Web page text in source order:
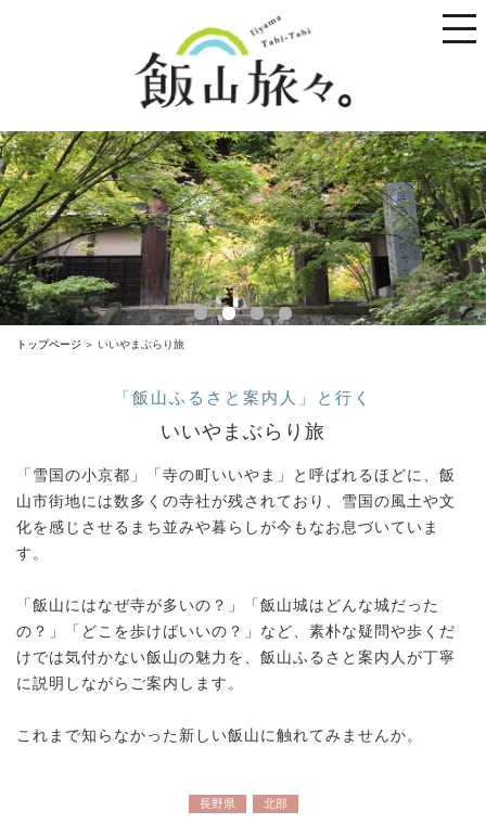
toggle
トップページ いいやまぶらり旅
「飯山ふるさと案内人」と行く
いいやまぶらり旅
「雪国の小京都」「寺の町いいやま」と呼ばれるほどに、飯
山市街地には数多くの寺社が残されており、雪国の風土や文
化を感じさせるまち並みや暮らしが今もなお息づいていま
す。
「飯山にはなぜ寺が多いの？」「飯山城はどんな城だった
の？」「どこを歩けばいいの？」など、素朴な疑問や歩くだ
けでは気付かない飯山の魅力を、飯山ふるさと案内人が丁寧
に説明しながらご案内します。
これまで知らなかった新しい飯山に触れてみませんか。
長野県 北部